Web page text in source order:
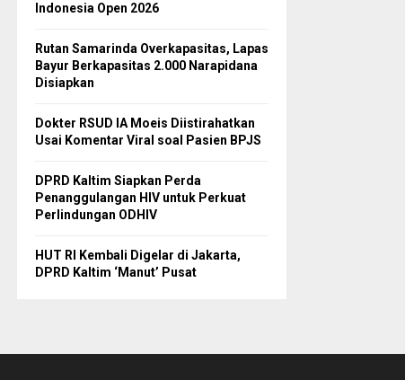
Indonesia Open 2026
Rutan Samarinda Overkapasitas, Lapas
Bayur Berkapasitas 2.000 Narapidana
Disiapkan
Dokter RSUD IA Moeis Diistirahatkan
Usai Komentar Viral soal Pasien BPJS
DPRD Kaltim Siapkan Perda
Penanggulangan HIV untuk Perkuat
Perlindungan ODHIV
HUT RI Kembali Digelar di Jakarta,
DPRD Kaltim ‘Manut’ Pusat